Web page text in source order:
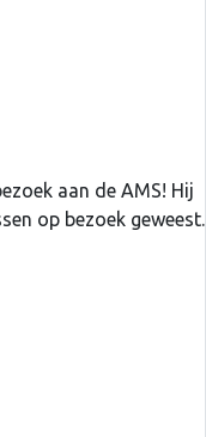
aan de AMS! Hij
op bezoek geweest.